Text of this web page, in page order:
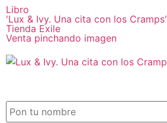
Libro
'Lux & Ivy. Una cita con los Cramps'
Tienda Exile
Venta pinchando imagen